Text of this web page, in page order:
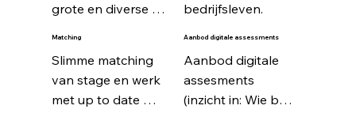
grote en diverse
bedrijfsleven.
Matching
Slimme matching
van stage en werk
met up to date
Aanbod digitale assessments
Aanbod digitale
assesments
(inzicht in: Wie ben